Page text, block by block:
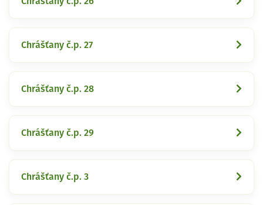
Chrášťany č.p. 27
Chrášťany č.p. 28
Chrášťany č.p. 29
Chrášťany č.p. 3